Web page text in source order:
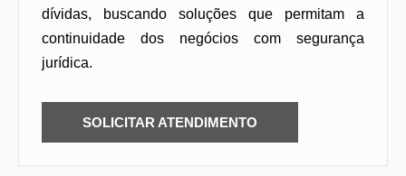
dívidas, buscando soluções que permitam a
continuidade dos negócios com segurança
jurídica.
SOLICITAR ATENDIMENTO